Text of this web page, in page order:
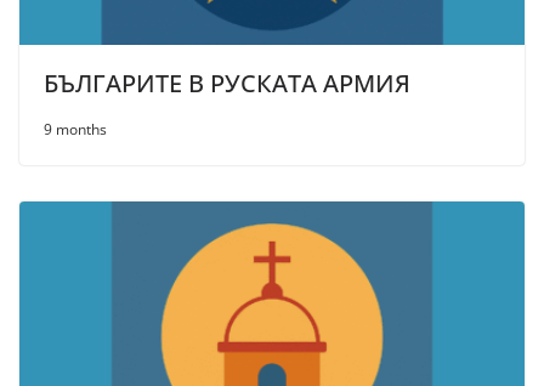
БЪЛГАРИТЕ В РУСКАТА АРМИЯ
9 months